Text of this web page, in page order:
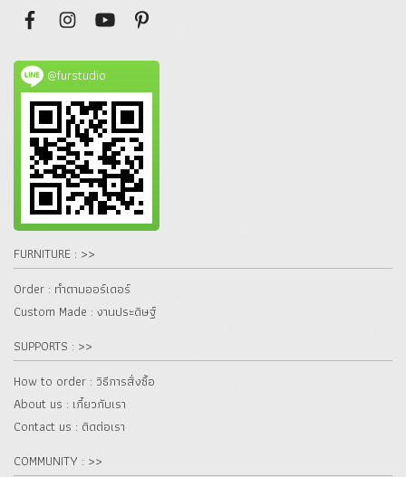
@furstudio
FURNITURE : >>
Order : ทำตามออร์เดอร์
Custom Made : งานประดิษฐ์
SUPPORTS : >>
How to order : วิธีการสั่งซื้อ
About us : เกี๋ยวกับเรา
Contact us : ติดต่อเรา
COMMUNITY : >>